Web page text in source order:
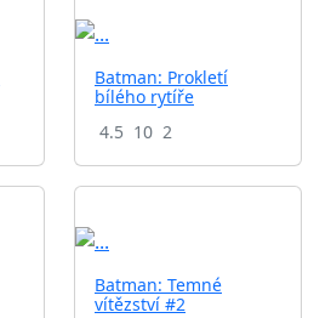
Batman: Prokletí
bílého rytíře
4.5 10 2
Batman: Temné
vítězství #2